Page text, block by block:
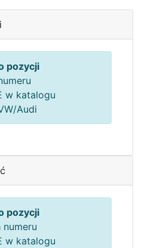
pozycji
w katalogu
Audi
pozycji
numeru
w katalogu